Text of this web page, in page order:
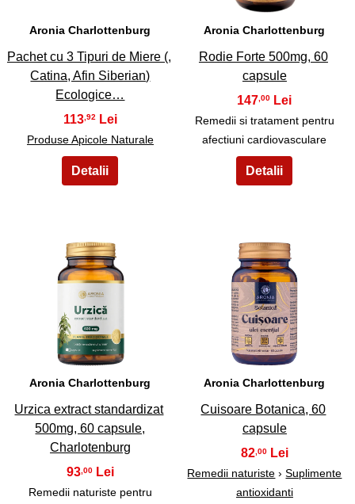
Aronia Charlottenburg
Pachet cu 3 Tipuri de Miere (,
Catina, Afin Siberian)
Ecologice…
113,92
Produse Apicole Naturale
Aronia Charlottenburg
Rodie Forte 500mg, 60
capsule
147,00
Remedii si tratament pentru
afectiuni cardiovasculare
13
Aronia Charlottenburg
Urzica extract standardizat
500mg, 60 capsule,
Charlotenburg
93 ,00
Remedii naturiste pentru
14
Aronia Charlottenburg
Cuisoare Botanica, 60
capsule
82 ,00
Remedii naturiste ›Suplimente
antioxidanti